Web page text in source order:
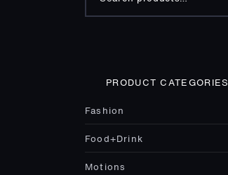
PRODUCT CATEGORIES
Fashion
Food+Drink
Motions